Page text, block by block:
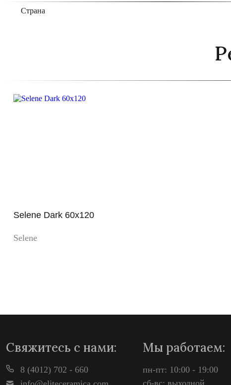
Страна
Selene Dark 60x120
Selene
Свяжитесь с нами:
8 (4012) 702 - 660
Мы работаем:
пн-пт: 10:00 - 19:00
сб-вс: выходной